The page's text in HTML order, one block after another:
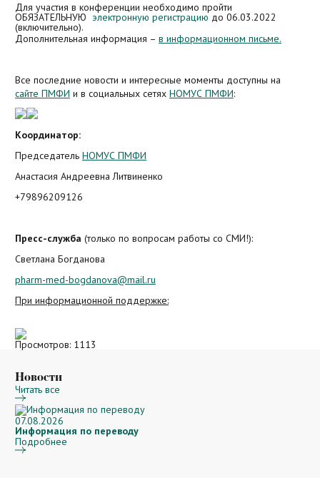
Для участия в конференции необходимо пройти
ОБЯЗАТЕЛЬНУЮ электронную регистрацию до 06.03.2022
(включительно).
Дополнительная информация – в информационном письме.
Все последние новости и интересные моменты доступны на
сайте ПМФИ и в социальных сетях НОМУС ПМФИ:
Координатор:
Председатель НОМУС ПМФИ
Анастасия Андреевна Литвиненко
+79896209126
Пресс-служба (только по вопросам работы со СМИ!):
Светлана Богданова
pharm-med-bogdanova@mail.ru
При информационной поддержке:
Просмотров: 1113
Новости
Читать все
07.08.2026
Информация по переводу
Подробнее